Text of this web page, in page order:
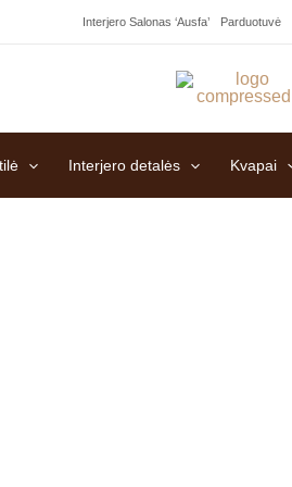
Interjero Salonas ‘Ausfa’ Parduotuvė
Interjero detalės Kvapai